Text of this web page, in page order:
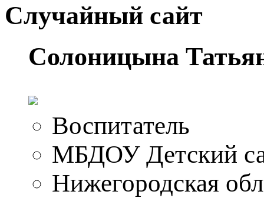
Случайный сайт
Солоницына
Воспитатель
МБДОУ Детский
Нижегородская